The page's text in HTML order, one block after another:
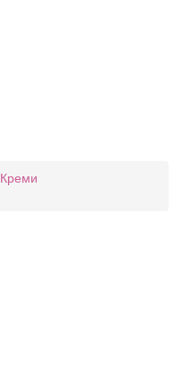
Креми